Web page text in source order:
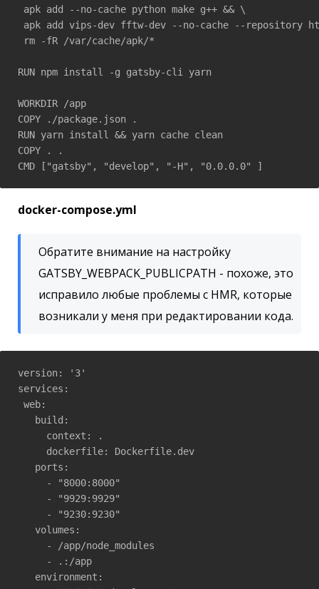
apk add --no-cache python make g++ && \
apk add vips-dev fftw-dev --no-cache --
rm -fR /var/cache/apk/*
RUN npm install -g gatsby-cli yarn
WORKDIR /app
COPY ./package.json .
RUN yarn install && yarn cache clean
COPY . .
CMD ["gatsby", "develop", "-H", "0.0.0.0" ]
docker-compose.yml
Обратите внимание на настройку
GATSBY_WEBPACK_PUBLICPATH - похоже, это
исправило любые проблемы с HMR, которые
возникали у меня при редактировании кода.
version: '3'
services:
web:
   build:
     context: .
     dockerfile: Dockerfile.dev
   ports:
     - "8000:8000"
     - "9929:9929"
     - "9230:9230"
   volumes:
     - /app/node_modules
     - .:/app
   environment: